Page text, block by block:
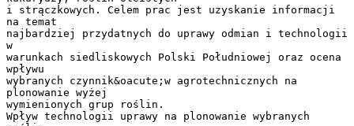
i strączkowych. Celem prac jest uzyskanie informacji
na temat
najbardziej przydatnych do uprawy odmian i technologii
w
warunkach siedliskowych Polski Południowej oraz ocena
wpływu
wybranych czynnik&oacute;w agrotechnicznych na
plonowanie wyżej
wymienionych grup roślin.
Wpływ technologii uprawy na plonowanie wybranych